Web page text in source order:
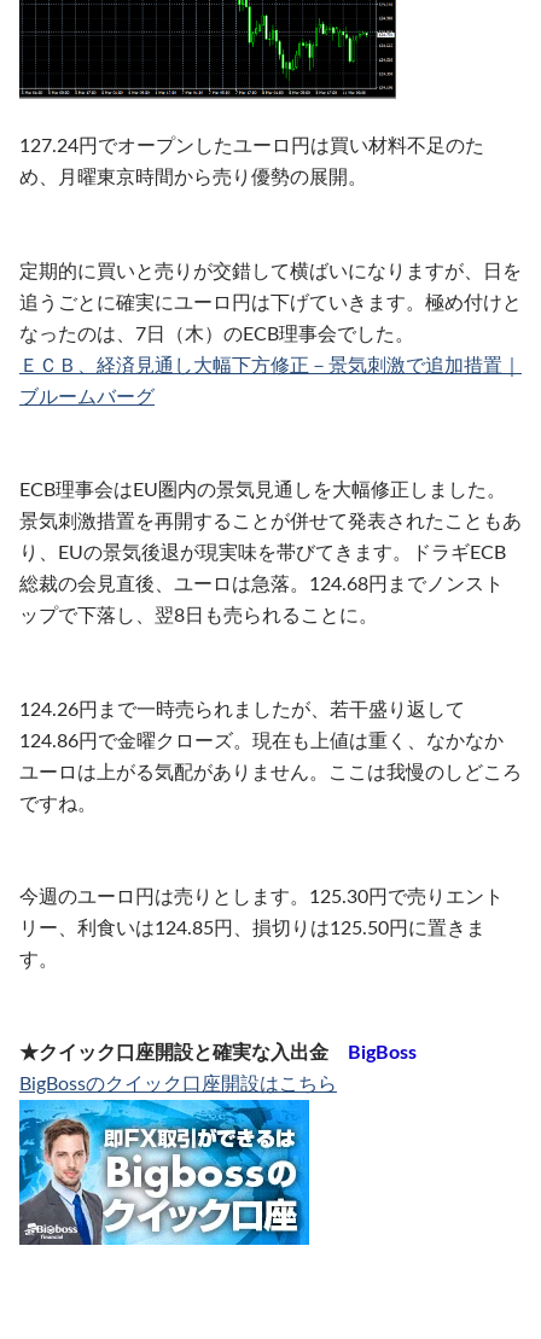
127.24円でオープンしたユーロ円は買い材料不足のた
め、月曜東京時間から売り優勢の展開。
定期的に買いと売りが交錯して横ばいになりますが、日を
追うごとに確実にユーロ円は下げていきます。極め付けと
なったのは、7日（木）のECB理事会でした。
ＥＣＢ、経済見通し大幅下方修正－景気刺激で追加措置｜
ブルームバーグ
ECB理事会はEU圏内の景気見通しを大幅修正しました。
景気刺激措置を再開することが併せて発表されたこともあ
り、EUの景気後退が現実味を帯びてきます。ドラギECB
総裁の会見直後、ユーロは急落。124.68円までノンスト
ップで下落し、翌8日も売られることに。
124.26円まで一時売られましたが、若干盛り返して
124.86円で金曜クローズ。現在も上値は重く、なかなか
ユーロは上がる気配がありません。ここは我慢のしどころ
ですね。
今週のユーロ円は売りとします。125.30円で売りエント
リー、利食いは124.85円、損切りは125.50円に置きま
す。
★クイック口座開設と確実な入出金
BigBoss
BigBossのクイック口座開設はこちら